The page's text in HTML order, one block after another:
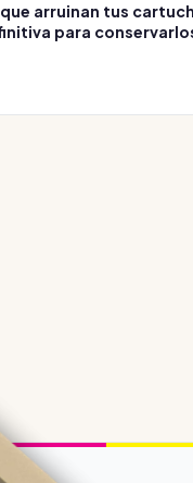
arruinan tus
para